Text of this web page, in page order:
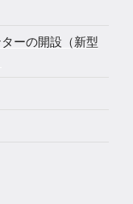
ーの開設（新型